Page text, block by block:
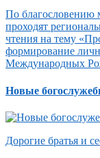
По благословению
проходят
чтения на тему
формирование
Международных
Новые
Дорогие братья и